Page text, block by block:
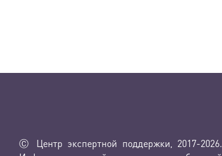
Ⓒ Центр экспертной поддержки, 2017-2026.